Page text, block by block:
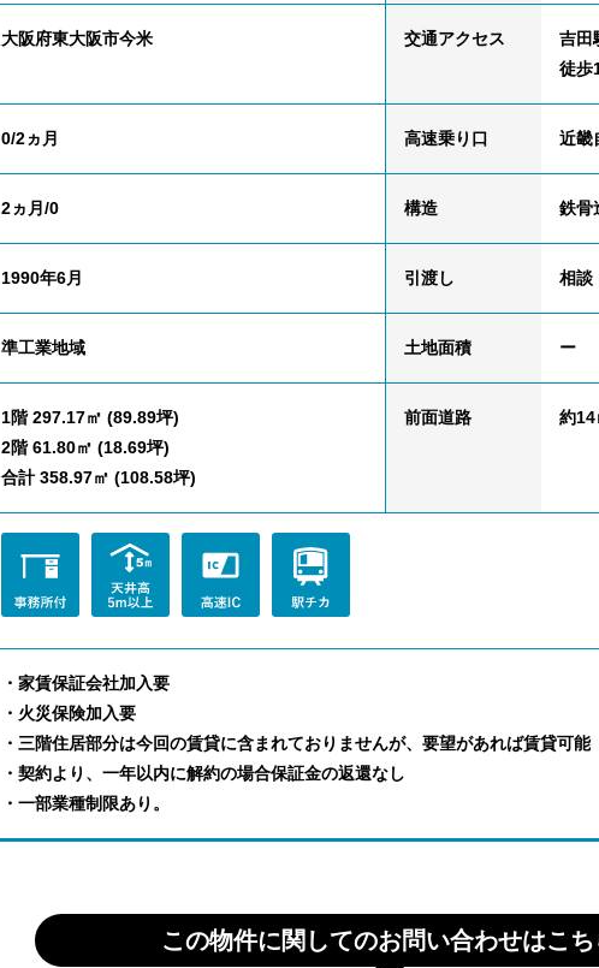
大阪府東大阪市今米 交通アクセス
吉田
徒歩
0/2ヵ月 高速乗り口 近畿
2ヵ月/0 構造 鉄骨
1990年6月 引渡し 相談
準工業地域 土地面積 ー
1階 297.17㎡ (89.89坪)
2階 61.80㎡ (18.69坪)
合計 358.97㎡ (108.58坪)
前面道路 約14
・家賃保証会社加入要
・火災保険加入要
・三階住居部分は今回の賃貸に含まれておりませんが、要望があれば賃貸可能
・契約より、一年以内に解約の場合保証金の返還なし
・一部業種制限あり。
この物件に関してのお問い合わせはこ